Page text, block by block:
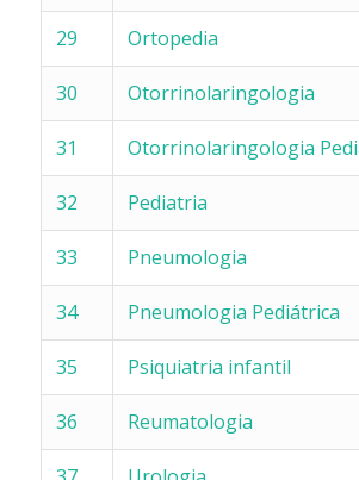
29 Ortopedia
30 Otorrinolaringologia
31 Otorrinolaringologia
32 Pediatria
33 Pneumologia
34 Pneumologia Pediátrica
35 Psiquiatria infantil
36 Reumatologia